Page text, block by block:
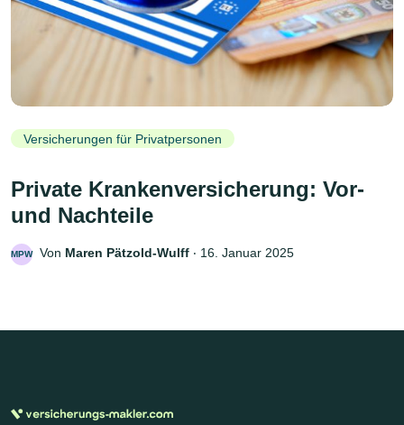
Versicherungen für Privatpersonen
Private Krankenversicherung: Vor-
und Nachteile
MPW Von Maren Pätzold-Wulff ‧ 16. Januar 2025